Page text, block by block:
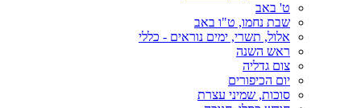
ט' באב
שבת נחמו, ט"ו באב
אלול, תשרי, ימים נוראים - כללי
ראש השנה
צום גדליה
יום הכיפורים
סוכות, שמיני עצרת